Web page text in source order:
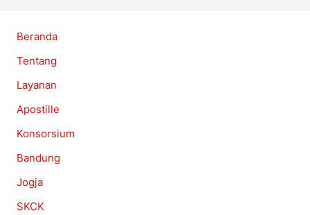
Beranda
Tentang
Layanan
Apostille
Konsorsium
Bandung
Jogja
SKCK